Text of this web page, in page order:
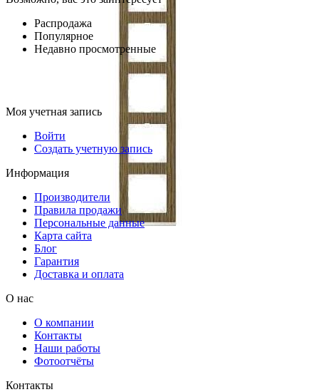
Распродажа
Популярное
Недавно просмотренные
Моя учетная запись
Войти
Создать учетную запись
Информация
Производители
Правила продажи
Персональные данные
Карта сайта
Блог
Гарантия
Доставка и оплата
О нас
О компании
Контакты
Наши работы
Фотоотчёты
Контакты